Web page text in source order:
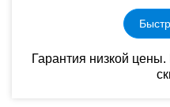
Гарантия низкой